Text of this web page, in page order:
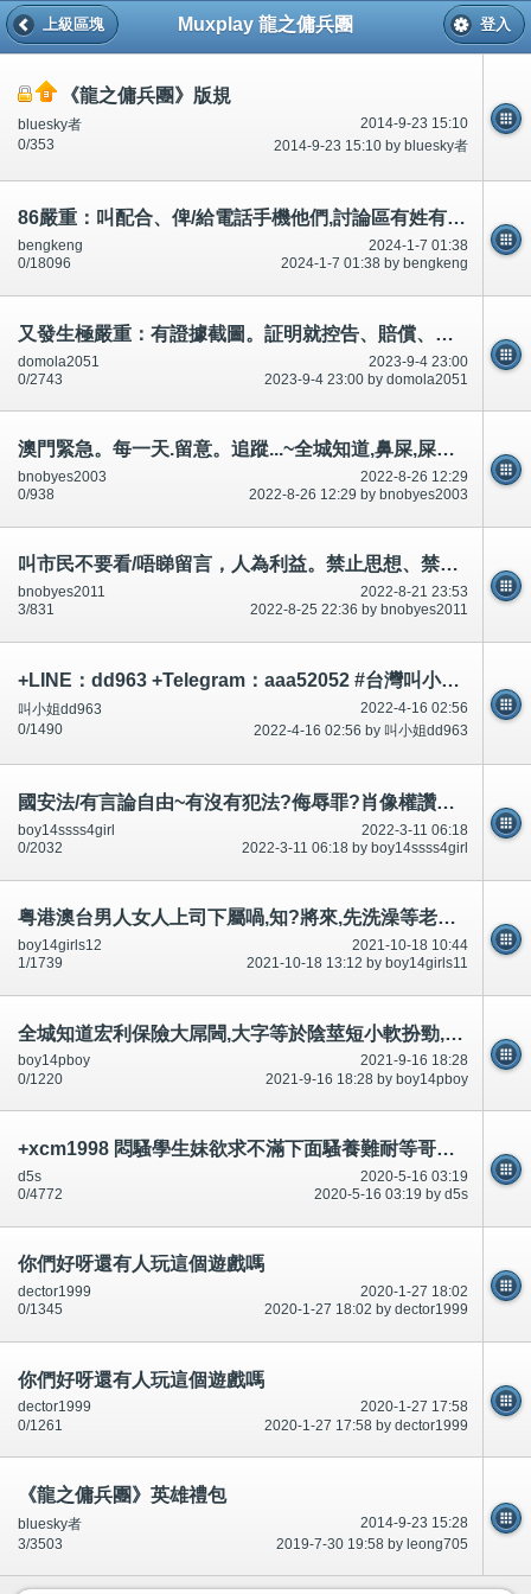
Muxplay 龍之傭兵團
上級區塊 登入
《龍之傭兵團》版規
2014-9-23 15:10
bluesky者
2014-9-23 15:10 by bluesky者
0/353
86嚴重：叫配合、俾/給電話手機他們,討論區有姓有電話有份之一、回收/收翻...
2024-1-7 01:38
bengkeng
2024-1-7 01:38 by bengkeng
0/18096
又發生極嚴重：有證據截圖。証明就控告、賠償、盡量離開香港,又不處理/唔處理。騙財騙色,緊急
2023-9-4 23:00
domola2051
2023-9-4 23:00 by domola2051
0/2743
澳門緊急。每一天.留意。追蹤...~全城知道,鼻屎,屎等等。不可/唔可以升職。升職之後~承認狗撚、臭化閪、本地雞
2022-8-26 12:29
bnobyes2003
2022-8-26 12:29 by bnobyes2003
0/938
叫市民不要看/唔睇留言，人為利益。禁止思想、禁足(禁止外出、行街)感覺~第2
2022-8-21 23:53
bnobyes2011
2022-8-25 22:36 by bnobyes2011
3/831
+LINE：dd963 +Telegram：aaa52052 #台灣叫小姐 #台中叫小姐 #台北叫小姐 #高雄叫小姐 #新竹叫小姐 #台南叫小姐 #彰化叫小
2022-4-16 02:56
叫小姐dd963
2022-4-16 02:56 by 叫小姐dd963
0/1490
國安法/有言論自由~有沒有犯法?侮辱罪?肖像權讚靚法?哥們啊～曾國城、吳宗憲、胡瓜、屈中恒及兒女們
2022-3-11 06:18
boy14ssss4girl
2022-3-11 06:18 by boy14ssss4girl
0/2032
粤港澳台男人女人上司下屬喎,知?將來,先洗澡等老公放工回來大屌閪,大字等於賓周陰莖短小扮勁-公開
2021-10-18 10:44
boy14girls12
2021-10-18 13:12 by boy14girls11
1/1739
全城知道宏利保險大屌閪,大字等於陰莖短小軟扮勁,廉署公安38975536推銷,一威二死,唔去死
2021-9-16 18:28
boy14pboy
2021-9-16 18:28 by boy14pboy
0/1220
+xcm1998 悶騷學生妹欲求不滿下面騷養難耐等哥哥插她小穴穴
2020-5-16 03:19
d5s
2020-5-16 03:19 by d5s
0/4772
你們好呀還有人玩這個遊戲嗎
2020-1-27 18:02
dector1999
2020-1-27 18:02 by dector1999
0/1345
你們好呀還有人玩這個遊戲嗎
2020-1-27 17:58
dector1999
2020-1-27 17:58 by dector1999
0/1261
《龍之傭兵團》英雄禮包
2014-9-23 15:28
bluesky者
2019-7-30 19:58 by leong705
3/3503